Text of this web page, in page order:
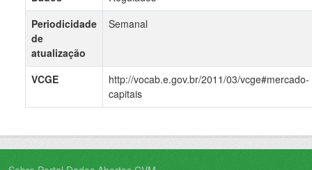
Periodicidade
de
atualização
Semanal
VCGE
http://vocab.e.gov.br/2011/03/vcge#mercado-
capitais